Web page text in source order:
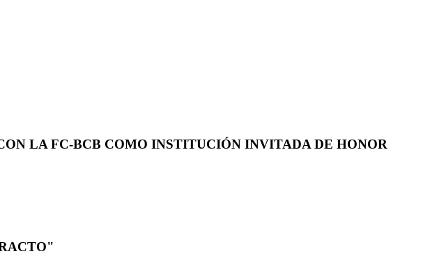
LA FC-BCB COMO INSTITUCIÓN INVITADA DE HONOR